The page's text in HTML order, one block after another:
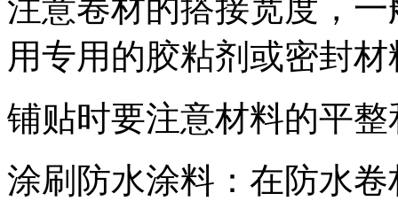
注意卷材的搭接宽度，
用专用的胶粘剂或密封
铺贴时要注意材料的平
涂刷防水涂料：在防水